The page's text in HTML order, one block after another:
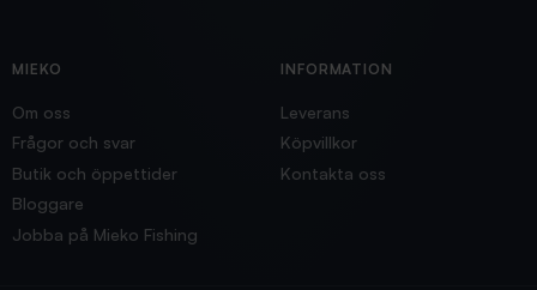
MIEKO
Om oss
Frågor och svar
Butik och öppettider
Bloggare
Jobba på Mieko Fishing
INFORMATION
Leverans
Köpvillkor
Kontakta oss